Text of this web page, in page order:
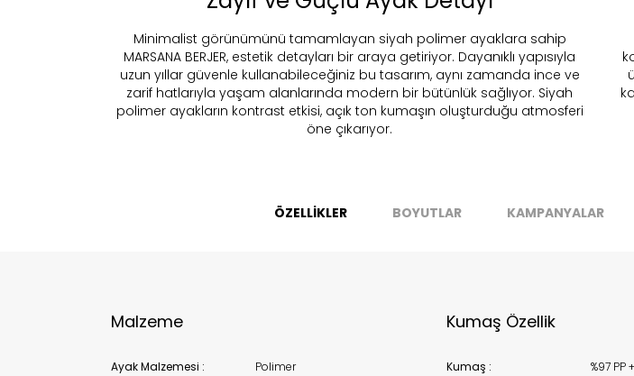
Find in Store Marsana
Select an
Minimalist görünümünü tamamlayan siyah polimer ayaklara sahip
MARSANA BERJER, estetik detayları bir araya getiriyor. Dayanıklı yapısıyla
uzun yıllar güvenle kullanabileceğiniz bu tasarım, aynı zamanda ince ve
zarif hatlarıyla yaşam alanlarında modern bir bütünlük sağlıyor. Siyah
polimer ayakların kontrast etkisi, açık ton kumaşın oluşturduğu atmosferi
öne çıkarıyor.
ÖZELLİKLER BOYUTLAR KAMPANYALAR
Malzeme
Ayak Malzemesi :
Polimer
Kumaş Özellik
Kumaş :
%97 PP
Stok
Bu ürün stoklarımıza geldiğinde